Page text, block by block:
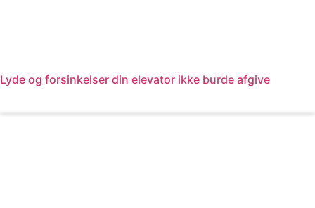
Lyde og forsinkelser din elevator ikke burde afgive